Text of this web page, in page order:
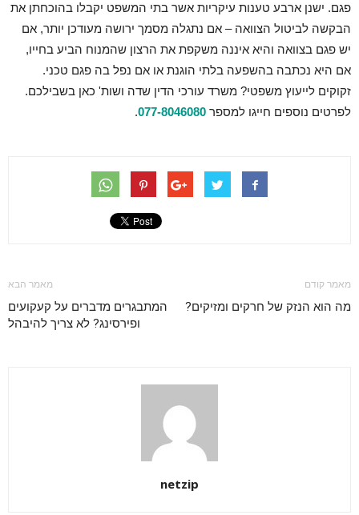
פגם. ישנן ארבע טענות עיקריות אשר בתי המשפט יקבלו בהוכחתן את
הבקשה לביטול הצוואה – אם נתגלה מסמך ירושה מעודכן יותר, אם
יש פגם בצוואה והיא איננה משקפת את הרצון שהמנוח הביע בחייו,
אם היא נכתבה בהשפעה בלתי הוגנת או אם נפל בה פגם טכני.
זקוקים לייעוץ משפטי? משרד עורכי הדין שדה ושות' כאן בשבילכם.
לפרטים נוספים חייגו למספר 077-8046080
.
מאמר קודם
מה הוא הנזק של חרקים ומזיקים?
מאמר הבא
המתבגרים מדברים על קעקועים
ופירסינג? לא צריך להיבהל
netzip